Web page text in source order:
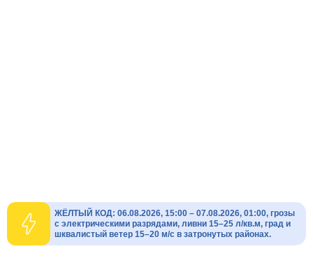
ЖЁЛТЫЙ КОД: 06.08.2026, 15:00 – 07.08.2026, 01:00, грозы
с электрическими разрядами, ливни 15–25 л/кв.м, град и
шквалистый ветер 15–20 м/с в затронутых районах.